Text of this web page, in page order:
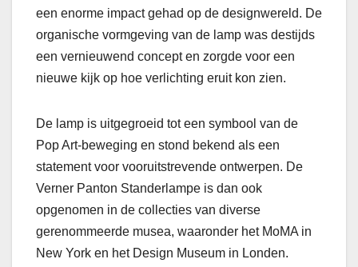
een enorme impact gehad op de designwereld. De
organische vormgeving van de lamp was destijds
een vernieuwend concept en zorgde voor een
nieuwe kijk op hoe verlichting eruit kon zien.
De lamp is uitgegroeid tot een symbool van de
Pop Art-beweging en stond bekend als een
statement voor vooruitstrevende ontwerpen. De
Verner Panton Standerlampe is dan ook
opgenomen in de collecties van diverse
gerenommeerde musea, waaronder het MoMA in
New York en het Design Museum in Londen.